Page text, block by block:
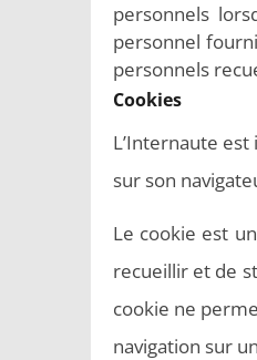
personnels
personnel
personnels
Cookies
L’Internaute
sur son
Le cookie est
recueillir et de
cookie ne
navigation sur